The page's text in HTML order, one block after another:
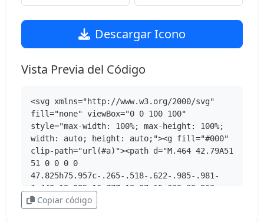
Descargar Icono
Vista Previa del Código
<svg xmlns="http://www.w3.org/2000/svg"
fill="none" viewBox="0 0 100 100"
style="max-width: 100%; max-height: 100%;
width: auto; height: auto;"><g fill="#000"
clip-path="url(#a)"><path d="M.464 42.79A51
51 0 0 0 0
47.825h75.957c-.265-.518-.622-.985-.981-
1.442-12.985-16.777-19.97-15.322-29.963-
15.748-3.331-.137-5.59-.192-18.851-.192-
Copiar código